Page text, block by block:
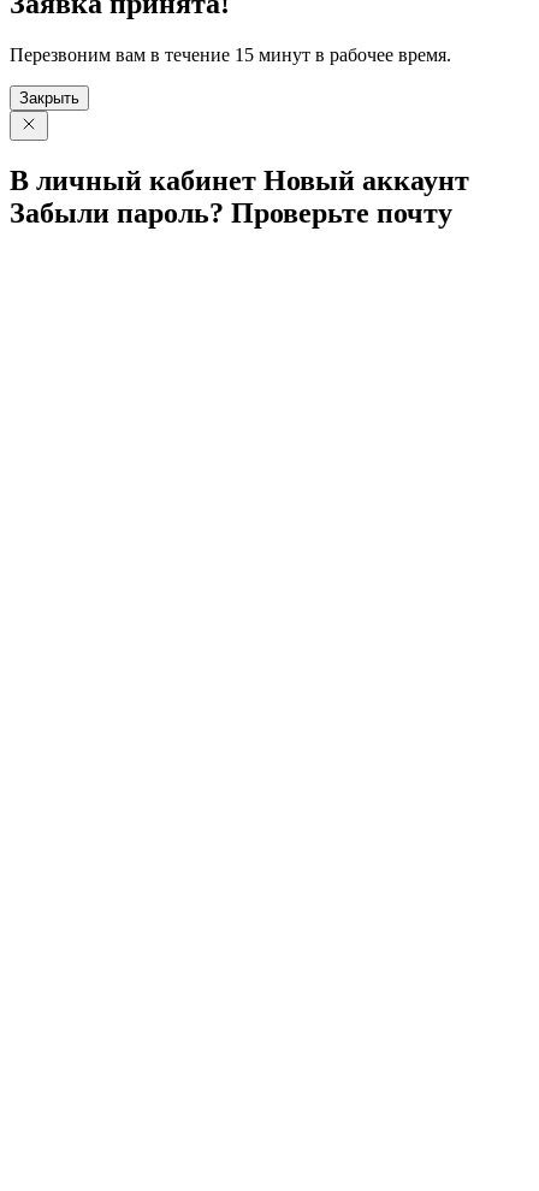
Перезвоним вам в течение 15 минут в рабочее время.
Закрыть
В личный кабинет Новый аккаунт
Забыли пароль? Проверьте почту